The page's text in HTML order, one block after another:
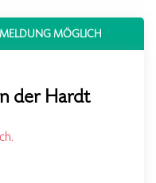
MÖGLICH
der Hardt